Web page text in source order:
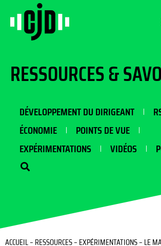
RESSOURCES &
DÉVELOPPEMENT DU DIRIGEANT
ÉCONOMIE
POINTS DE VUE
EXPÉRIMENTATIONS
VIDÉOS
ACCUEIL– RESSOURCES– EXPÉRIMENTATIONS– LE